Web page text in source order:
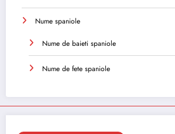
Nume spaniole
Nume de baieti spaniole
Nume de fete spaniole